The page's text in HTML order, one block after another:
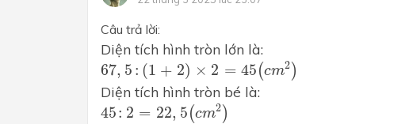
Câu trả lời:
Diện tích hình tròn lớn là:
67, 5 : (1 + 2) × 2 = 45(cm2)
67,5 (1+ 2)×2 = 45 (cm2)
Diện tích hình tròn bé là:
45: 2 = 22, 5(cm2)
45:2=22,5(cm2)